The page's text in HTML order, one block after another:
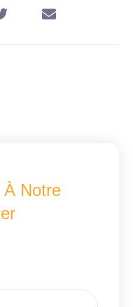
À Notre